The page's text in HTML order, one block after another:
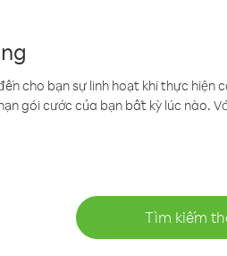
cho bạn sự linh hoạt khi thực
gói cước của bạn bất kỳ lúc nào.
Tìm kiếm